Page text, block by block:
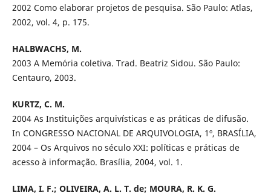
2002 Como elaborar projetos de pesquisa. São Paulo: Atlas,
2002, vol. 4, p. 175.
HALBWACHS, M.
2003 A Memória coletiva. Trad. Beatriz Sidou. São Paulo:
Centauro, 2003.
KURTZ, C. M.
2004 As Instituições arquivísticas e as práticas de difusão.
In CONGRESSO NACIONAL DE ARQUIVOLOGIA, 1º, BRASÍLIA,
2004 – Os Arquivos no século XXI: políticas e práticas de
acesso à informação. Brasília, 2004, vol. 1.
LIMA, I. F.; OLIVEIRA, A. L. T. de; MOURA, R. K. G.